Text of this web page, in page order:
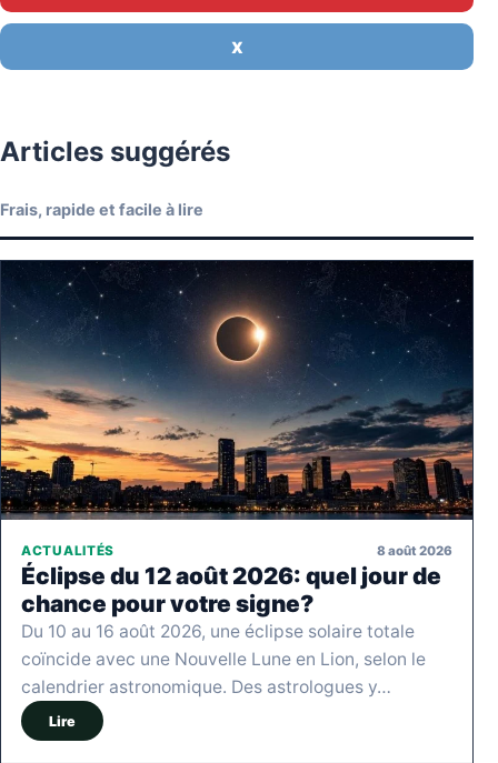
X
Articles suggérés
Frais, rapide et facile à lire
ACTUALITÉS 8 août 2026
Éclipse du 12 août 2026: quel jour de
chance pour votre signe?
Du 10 au 16 août 2026, une éclipse solaire totale
coïncide avec une Nouvelle Lune en Lion, selon le
calendrier astronomique. Des astrologues y…
Lire